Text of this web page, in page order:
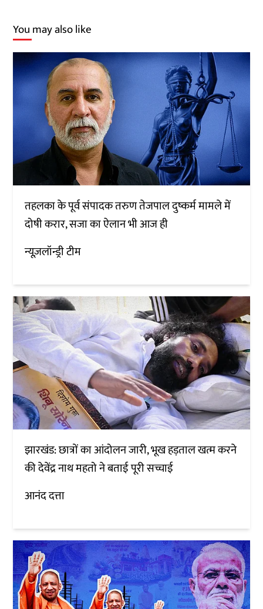
You may also like
तहलका के पूर्व संपादक तरुण तेजपाल दुष्कर्म मामले में
दोषी करार, सजा का ऐलान भी आज ही
न्यूज़लॉन्ड्री टीम
झारखंड: छात्रों का आंदोलन जारी, भूख हड़ताल खत्म करने
की देवेंद्र नाथ महतो ने बताई पूरी सच्चाई
आनंद दत्ता